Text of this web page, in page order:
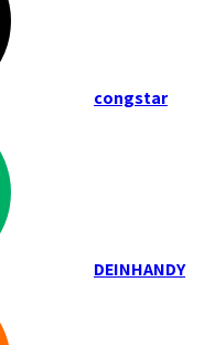
congstar
DEINHANDY